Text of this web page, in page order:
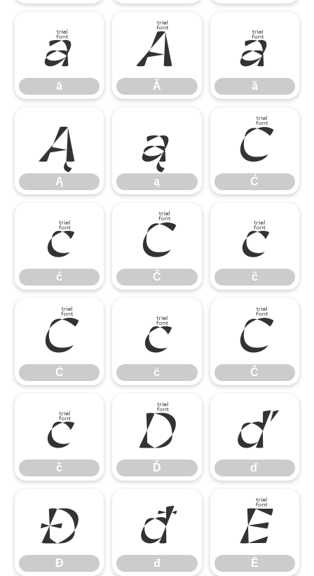
ā
ā
Ă
Ă
ă
ă
Ą
Ą
ą
ą
Ć
Ć
ć
ć
Ĉ
Ĉ
ĉ
ĉ
Ċ
Ċ
ċ
ċ
Č
Č
č
č
Ď
Ď
ď
ď
Đ
Đ
đ
đ
Ē
Ē